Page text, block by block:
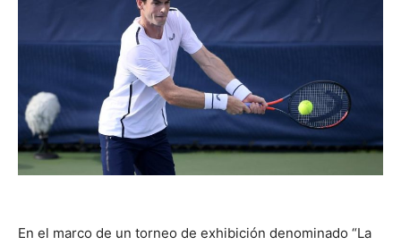
En el marco de un torneo de exhibición denominado “La